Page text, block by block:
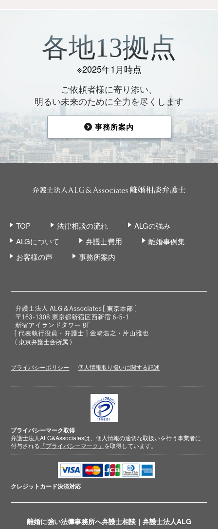
離婚に強い法律事務所へ弁護士相談｜弁護士法人ALG
各地13拠点
※2025年1月時点
ご依頼者様に寄り添い、
明るい未来のために全力を尽くします
事務所案内
TOP 法律相談の流れ
ALGの強み
ALGについて
弁護士費用
離婚事例集
お客様の声
事務所案内
プライバシーポリシー 個人情報取り扱いに関する記述
プライバシーマーク取得
弁護士法人ALG&Associatesは、個人情報の適切な取扱いを行う事業者に
付与される 「プライバシーマーク」 を取得しています。
クレジットカード決済対応